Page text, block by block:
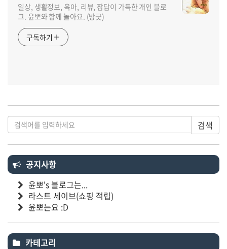
일상, 생활정보, 육아, 리뷰, 잡담이 가득한 개인 블로
그. 윤뽀와 함께 놀아요. (방긋)
구독하기
검색
공지사항
윤뽀's 블로그는...
라스트 세이브(쇼핑 적립)
윤뽀는요 :D
카테고리